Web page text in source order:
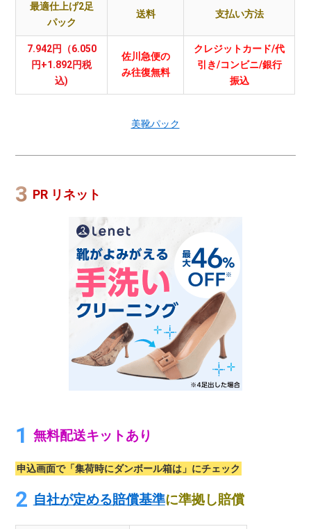
最適仕上げ2足
パック
送料 支払い方法
7.942円（6.050
円+1.892円税
込)
佐川急便の
み往復無料
クレジットカード/代
引き/コンビニ/銀行
振込
美靴パック
PR リネット
無料配送キットあり
申込画面で「集荷時にダンボール箱は」にチェック
自社が定める賠償基準に準拠し賠償